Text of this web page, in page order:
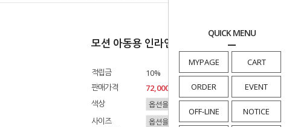
QUICK MENU
MYPAGE CART
ORDER EVENT
OFF-LINE NOTICE
모션 아동용 인라인스케이트 옐로우
적립금
10%
판매가격
72,000
색상
사이즈